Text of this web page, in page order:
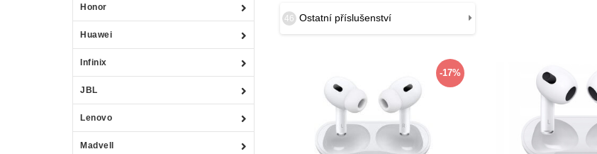
Honor
Huawei
Infinix
JBL
Lenovo
Madvell
46 Ostatní příslušenství
-17%